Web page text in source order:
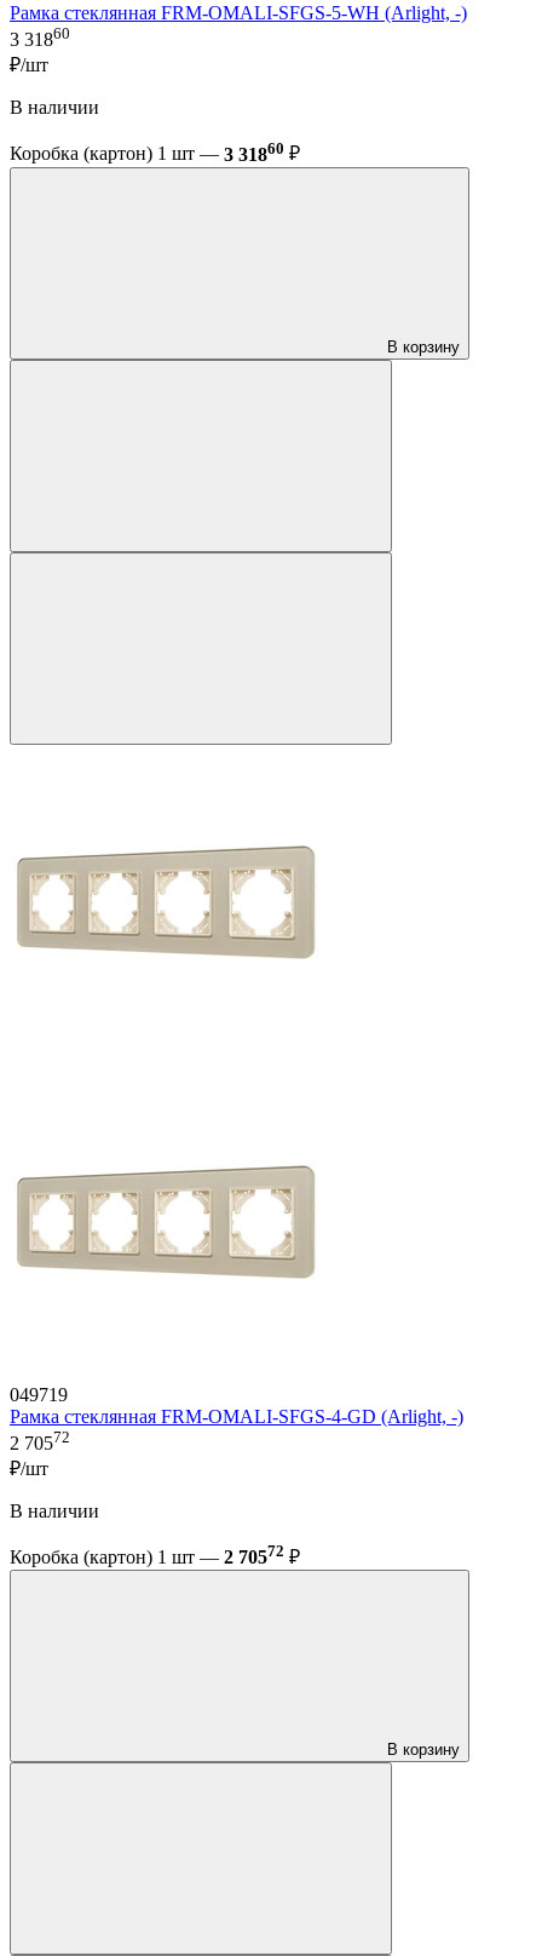
Рамка стеклянная FRM-OMALI-SFGS-5-WH (Arlight, -)
3 31860
₽/шт
В наличии
Коробка (картон) 1 шт — 3 31860 ₽
В корзину
049719
Рамка стеклянная FRM-OMALI-SFGS-4-GD (Arlight, -)
2 70572
₽/шт
В наличии
Коробка (картон) 1 шт — 2 70572 ₽
В корзину